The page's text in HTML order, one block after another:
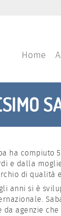
Home
ha compiuto
e dalla
di qualità
anni si è
da agenzie